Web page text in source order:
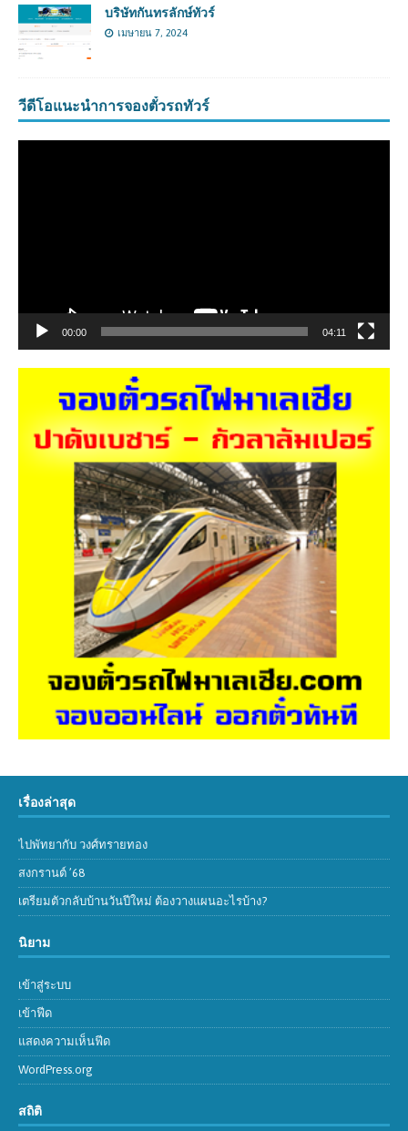
บริษัทกันทรลักษ์ทัวร์
เมษายน 7, 2024
วีดีโอแนะนำการจองตั๋วรถทัวร์
00:00 04:11
เรื่องล่าสุด
ไปพัทยากับ วงศ์ทรายทอง
สงกรานต์ ’68
เตรียมตัวกลับบ้านวันปีใหม่ ต้องวางแผนอะไรบ้าง?
นิยาม
เข้าสู่ระบบ
เข้าฟีด
แสดงความเห็นฟีด
WordPress.org
สถิติ